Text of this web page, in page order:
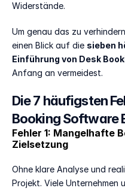
Widerstände.
Um genau das zu
einen Blick auf die sieben
Einführung von Desk
Anfang an vermeidest.
Die 7 häufigsten
Booking Software
Fehler 1: Mangelhafte
Zielsetzung
Ohne klare Analyse und
Projekt. Viele